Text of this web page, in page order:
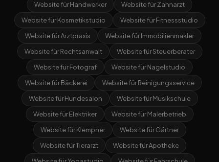
Website für Handwerker
Website für Zahnarzt
Website für Kosmetikstudio
Website für Fitnessstudio
Website für Arztpraxis
Website für Immobilienmakler
Website für Rechtsanwalt
Website für Steuerberater
Website für Fotograf
Website für Nagelstudio
Website für Bäckerei
Website für Reinigungsservice
Website für Hundesalon
Website für Musikschule
Website für Elektriker
Website für Malerbetrieb
Website für Klempner
Website für Gärtner
Website für Tierarzt
Website für Apotheke